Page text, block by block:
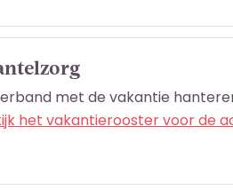
met de vakantie
het vakantierooster voor de